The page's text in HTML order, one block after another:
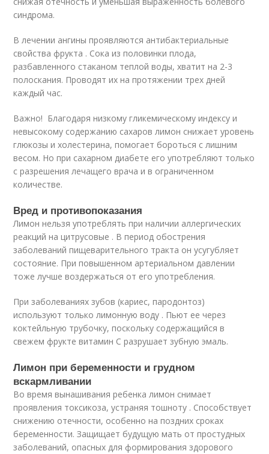
синдрома.
В лечении ангины проявляются антибактериальные
свойства фрукта . Сока из половинки плода,
разбавленного стаканом теплой воды, хватит на 2-3
полоскания. Проводят их на протяжении трех дней
каждый час.
Важно! Благодаря низкому гликемическому индексу и
невысокому содержанию сахаров лимон снижает уровень
глюкозы и холестерина, помогает бороться с лишним
весом. Но при сахарном диабете его употребляют только
с разрешения лечащего врача и в ограниченном
количестве.
Вред и противопоказания
Лимон нельзя употреблять при наличии аллергических
реакций на цитрусовые . В период обострения
заболеваний пищеварительного тракта он усугубляет
состояние. При повышенном артериальном давлении
тоже лучше воздержаться от его употребления.
При заболеваниях зубов (кариес, пародонтоз)
используют только лимонную воду . Пьют ее через
коктейльную трубочку, поскольку содержащийся в
свежем фрукте витамин С разрушает зубную эмаль.
Лимон при беременности и грудном
вскармливании
Во время вынашивания ребенка лимон снимает
проявления токсикоза, устраняя тошноту . Способствует
снижению отечности, особенно на поздних сроках
беременности. Защищает будущую мать от простудных
заболеваний, опасных для формирования здорового